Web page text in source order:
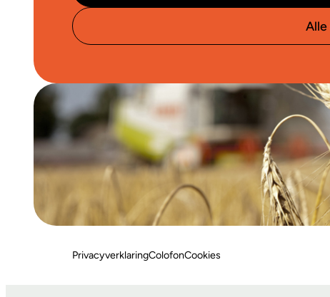
PrivacyverklaringColofonCookies